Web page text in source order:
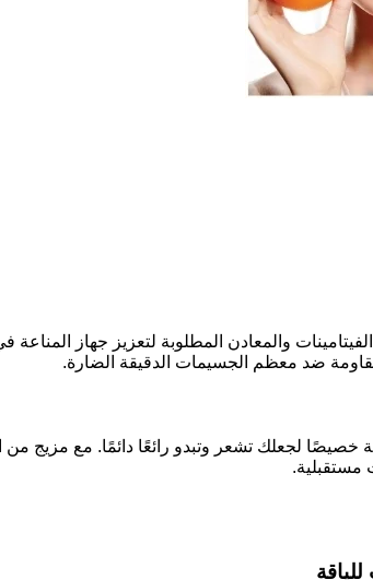
والمعادن المطلوبة لتعزيز جهاز
ضد معظم الجسيمات الدقيقة الضارة.
خصيصًا لجعلك تشعر وتبدو رائعًا دائمًا. مع مزيج من
مستقبلية.